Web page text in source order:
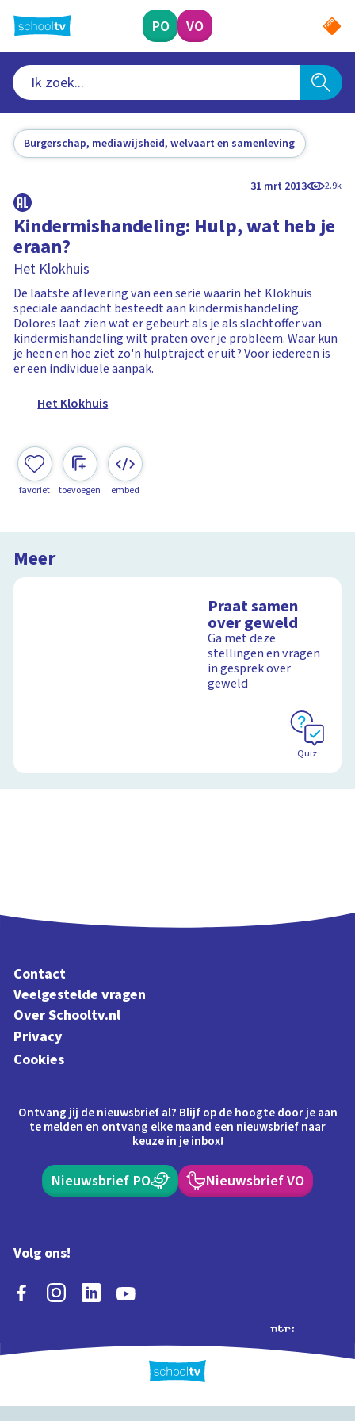
naar
hoofdinhoud
PO VO
Burgerschap, mediawijsheid, welvaart en samenleving
31 mrt 2013 2.9k
Kindermishandeling: Hulp, wat heb je
eraan?
Het Klokhuis
De laatste aflevering van een serie waarin het Klokhuis
speciale aandacht besteedt aan kindermishandeling.
Dolores laat zien wat er gebeurt als je als slachtoffer van
kindermishandeling wilt praten over je probleem. Waar kun
je heen en hoe ziet zo'n hulptraject er uit? Voor iedereen is
er een individuele aanpak.
Het Klokhuis
favoriet toevoegen embed
Meer
Praat samen
over geweld
Ga met deze
stellingen en vragen
in gesprek over
geweld
Quiz
Contact
Veelgestelde vragen
Over Schooltv.nl
Privacy
Cookies
Ontvang jij de nieuwsbrief al? Blijf op de hoogte door je aan
te melden en ontvang elke maand een nieuwsbrief naar
keuze in je inbox!
Nieuwsbrief PO Nieuwsbrief VO
Volg ons!